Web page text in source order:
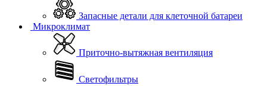
Запасные детали для клеточной батареи
Микроклимат
Приточно-вытяжная вентиляция
Светофильтры